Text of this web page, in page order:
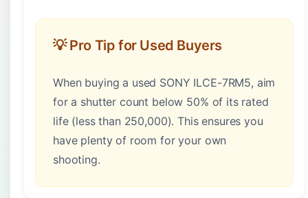
💡 Pro Tip for Used Buyers
When buying a used SONY ILCE-7RM5, aim
for a shutter count below 50% of its rated
life (less than 250,000). This ensures you
have plenty of room for your own
shooting.